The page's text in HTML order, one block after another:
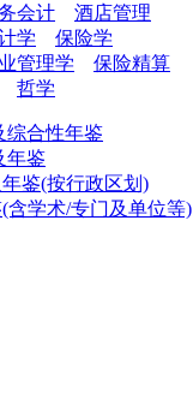
会计
酒店管理
学
保险学
管理学
保险精算
哲学
综合性年鉴
年鉴
鉴(按行政区划)
含学术/专门及单位等)